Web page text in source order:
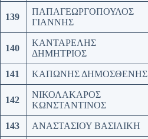
139
ΠΑΠΑΓΕΩΡΓΟΠΟΥΛΟΣ
ΓΙΑΝΝΗΣ
140
ΚΑΝΤΑΡΕΛΗΣ
ΔΗΜΗΤΡΙΟΣ
141 ΚΑΠΩΝΗΣ ΔΗΜΟΣΘΕΝΗΣ
142
ΝΙΚΟΛΑΚΑΡΟΣ
ΚΩΝΣΤΑΝΤΙΝΟΣ
143 ΑΝΑΣΤΑΣΙΟΥ ΒΑΣΙΛΙΚΗ